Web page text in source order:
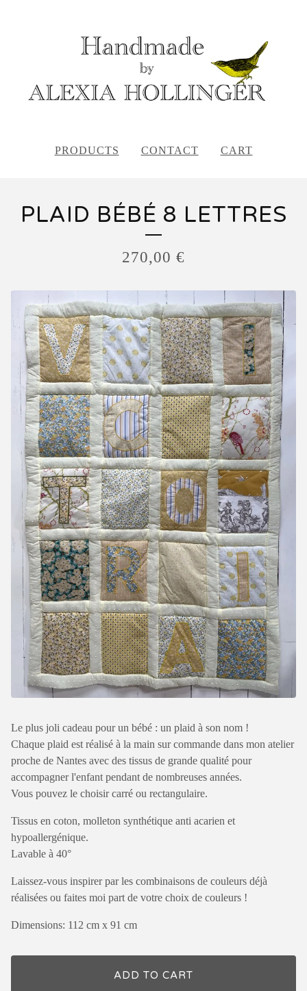
PRODUCTS CONTACT CART
PLAID BÉBÉ 8 LETTRES
270,00 €
Le plus joli cadeau pour un bébé : un plaid à son nom !
Chaque plaid est réalisé à la main sur commande dans mon atelier
proche de Nantes avec des tissus de grande qualité pour
accompagner l'enfant pendant de nombreuses années.
Vous pouvez le choisir carré ou rectangulaire.
Tissus en coton, molleton synthétique anti acarien et
hypoallergénique.
Lavable à 40°
Laissez-vous inspirer par les combinaisons de couleurs déjà
réalisées ou faites moi part de votre choix de couleurs !
Dimensions: 112 cm x 91 cm
ADD TO CART